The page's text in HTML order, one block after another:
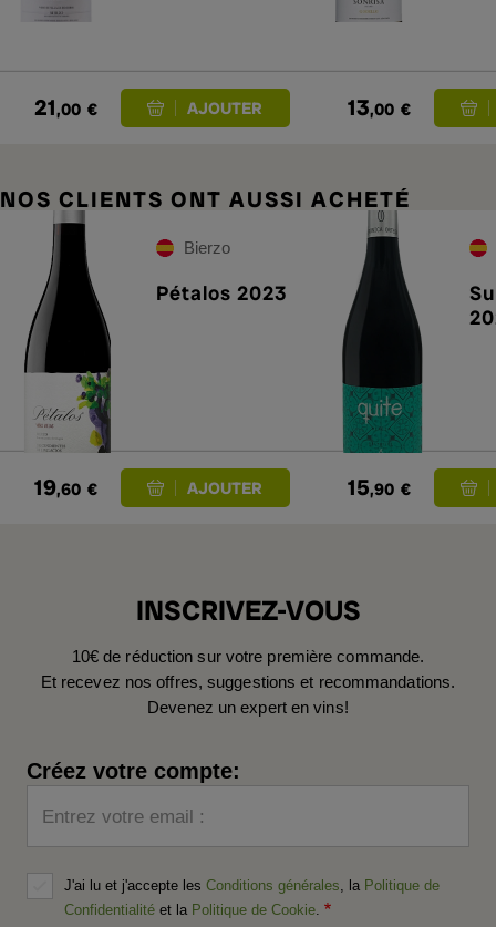
21,00 € 13,00 €
NOS CLIENTS ONT AUSSI ACHETÉ
Bierzo
Pétalos 2023
19,60 € 15,90 €
INSCRIVEZ-VOUS
10€ de réduction sur votre première commande.
Et recevez nos offres, suggestions et recommandations.
Devenez un expert en vins!
Créez votre compte:
Entrez votre email :
J'ai lu et j'accepte les Conditions générales , la Politique de
Confidentialité et la Politique de Cookie